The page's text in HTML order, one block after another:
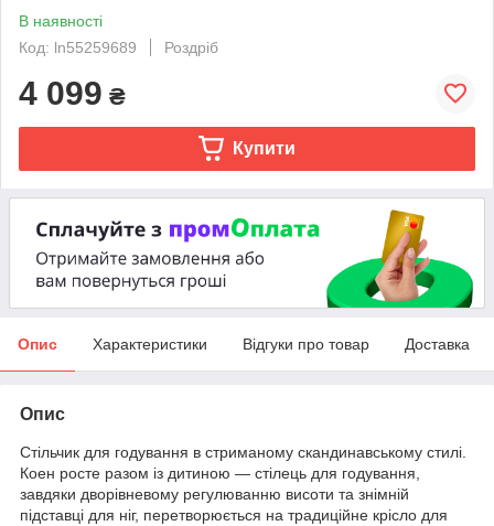
В наявності
Код: ln55259689
Роздріб
4 099 ₴
Купити
Опис Характеристики Відгуки про товар Доставка
Опис
Стільчик для годування в стриманому скандинавському стилі.
Коен росте разом із дитиною — стілець для годування,
завдяки дворівневому регулюванню висоти та знімній
підставці для ніг, перетворюється на традиційне крісло для